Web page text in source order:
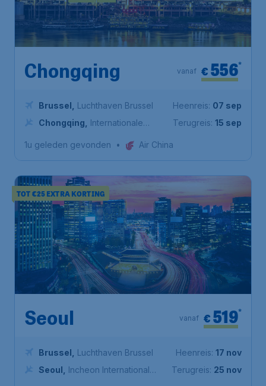
Chongqing € 556*
vanaf
Brussel
Luchthaven Brussel
Chongqing
Internationale
Heenreis: 07 sep
Terugreis: 15 sep
1u geleden gevonden • Air China
TOT €25 EXTRA KORTING
Seoul € 519*
vanaf
Brussel
Luchthaven Brussel
Seoul
Incheon International
Heenreis: 17 nov
Terugreis: 25 nov